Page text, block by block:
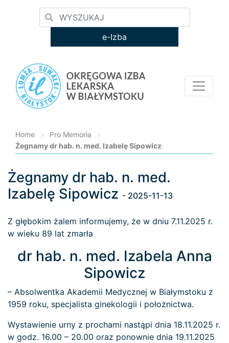
e-Izba
Home > Pro Memoria
>
Żegnamy dr hab. n. med. Izabelę Sipowicz
Loading...
Żegnamy dr hab. n. med.
Izabelę Sipowicz - 2025-11-13
Z głębokim żalem informujemy, że w dniu 7.11.2025 r.
w wieku 89 lat zmarła
dr hab. n. med. Izabela Anna
Sipowicz
– Absolwentka Akademii Medycznej w Białymstoku z
1959 roku, specjalista ginekologii i położnictwa.
Wystawienie urny z prochami nastąpi dnia 18.11.2025 r.
w godz. 16.00 – 20.00 oraz ponownie dnia 19.11.2025